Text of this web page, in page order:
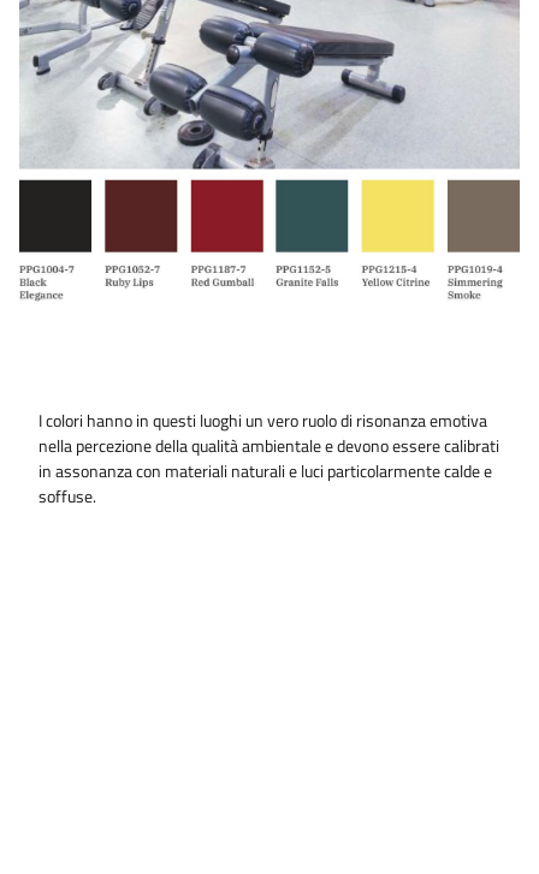
I colori hanno in questi luoghi un vero ruolo di risonanza emotiva
nella percezione della qualità ambientale e devono essere calibrati
in assonanza con materiali naturali e luci particolarmente calde e
soffuse.